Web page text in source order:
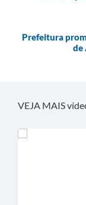
Prefeitura
de
VEJA MAIS